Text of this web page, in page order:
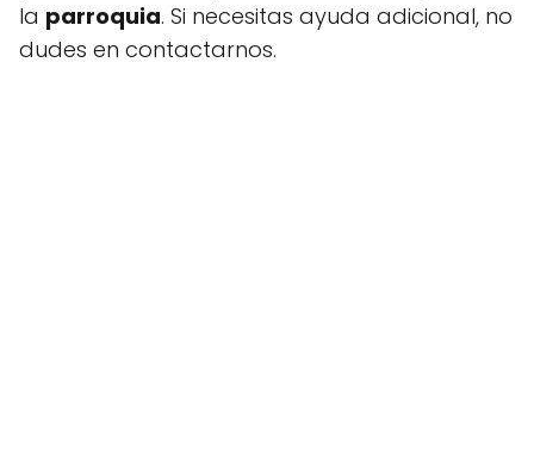
la parroquia. Si necesitas ayuda adicional, no
dudes en contactarnos.